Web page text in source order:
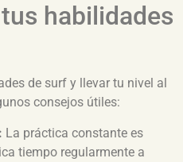
habilidades
de surf y llevar tu nivel al
consejos útiles:
La práctica constante es
tiempo regularmente a